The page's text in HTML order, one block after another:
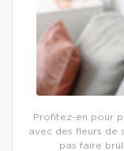
Profitez-en pour
avec des fleurs de
pas faire